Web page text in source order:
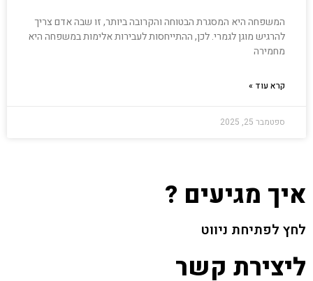
המשפחה היא המסגרת הבטוחה והקרובה ביותר, זו שבה אדם צריך
להרגיש מוגן לגמרי. לכן, ההתייחסות לעבירות אלימות במשפחה היא
מחמירה
קרא עוד »
ספטמבר 25, 2025
איך מגיעים ?
לחץ לפתיחת ניווט
ליצירת קשר